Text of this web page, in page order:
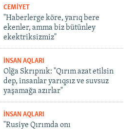
CEMİYET
"Haberlerge köre, yarıq bere
ekenler, amma biz bütünley
ekektriksizmiz"
İNSAN AQLARI
Olğa Skrıpnık: "Qırım azat etilsin
dep, insanlar yarıqsız ve suvsuz
yaşamağa azırlar"
İNSAN AQLARI
"Rusiye Qırımda onı